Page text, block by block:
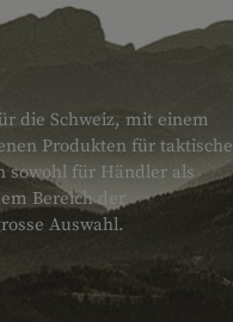
die Schweiz, mit einem
Produkten für taktische
sowohl für Händler als
Bereich der
Auswahl.